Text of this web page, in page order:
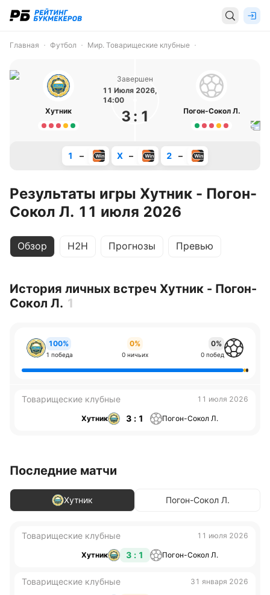
Главная Футбол Мир. Товарищеские клубные
Хутник
Завершен
11 Июля 2026,
14:00
3 : 1 Погон-Сокол Л.
1 – X – 2 –
Результаты игры Хутник - Погон-
Сокол Л. 11 июля 2026
Обзор H2H Прогнозы Превью
История личных встреч Хутник - Погон-
Сокол Л. 1
100%
1 победа
0%
0 ничьих
0%
0 побед
Товарищеские клубные 11 июля 2026
Хутник 3 : 1 Погон-Сокол Л.
Последние матчи
Хутник Погон-Сокол Л.
Товарищеские клубные 11 июля 2026
Хутник 3 : 1 Погон-Сокол Л.
Товарищеские клубные 31 января 2026